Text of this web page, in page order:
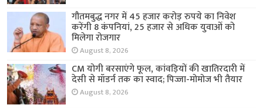
गौतमबुद्ध नगर में 45 हजार करोड़ रुपये का निवेश
करेंगी 8 कंपनियां, 25 हजार से अधिक युवाओं को
मिलेगा रोजगार
August 8, 2026
CM योगी बरसाएंगे फूल, कांवड़ियों की खातिरदारी में
देसी से मॉडर्न तक का स्वाद; पिज्जा-मोमोज भी तैयार
August 8, 2026